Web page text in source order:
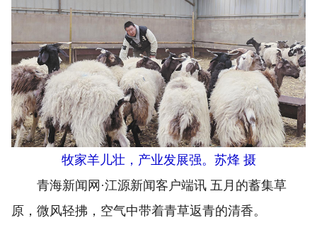
牧家羊儿壮，产业发展强。苏烽 摄
青海新闻网·江源新闻客户端讯 五月的蓄集草
原，微风轻拂，空气中带着青草返青的清香。